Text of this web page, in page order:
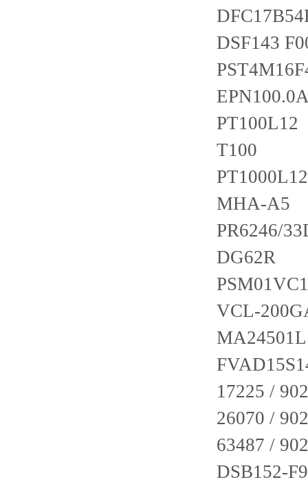
DSF143
PT100L12
T100
PT1000L12
MHA-A5
PR6246/
DG62R
VCL-
MA24501L
17225 /
26070 /
63487 /
DSB152-